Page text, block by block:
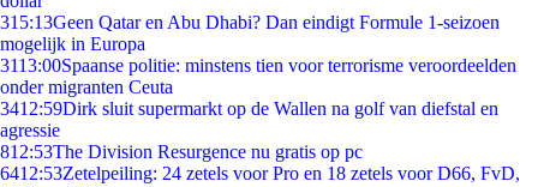
315:13Geen Qatar en Abu Dhabi? Dan eindigt Formule 1-seizoen
mogelijk in Europa
3113:00Spaanse politie: minstens tien voor terrorisme veroordeelden
onder migranten Ceuta
3412:59Dirk sluit supermarkt op de Wallen na golf van diefstal en
agressie
812:53The Division Resurgence nu gratis op pc
6412:53Zetelpeiling: 24 zetels voor Pro en 18 zetels voor D66, FvD,